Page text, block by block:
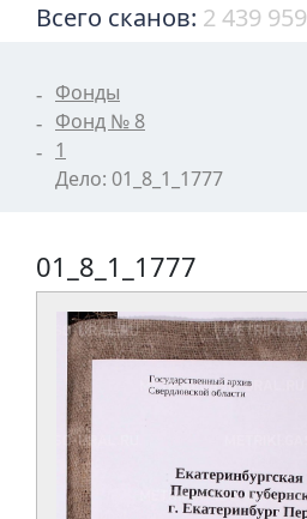
Всего сканов: 2 439 959
Фонды
Фонд № 8
1
Дело: 01_8_1_1777
01_8_1_1777